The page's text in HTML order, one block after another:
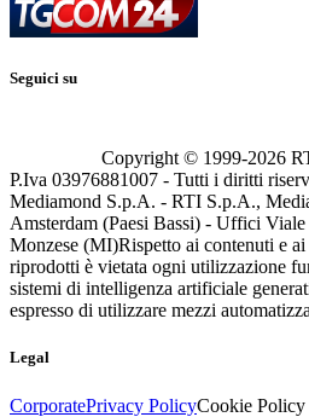
Seguici su
Copyright © 1999-2026
P.Iva 03976881007 - Tutti i diritti
Mediamond S.p.A. - RTI S.p.A.,
Amsterdam (Paesi Bassi) - Uffici
Monzese (MI)Rispetto ai contenuti e
riprodotti è vietata ogni utilizzazione
sistemi di intelligenza artificiale
espresso di utilizzare mezzi
Legal
CorporatePrivacy PolicyCookie Policy